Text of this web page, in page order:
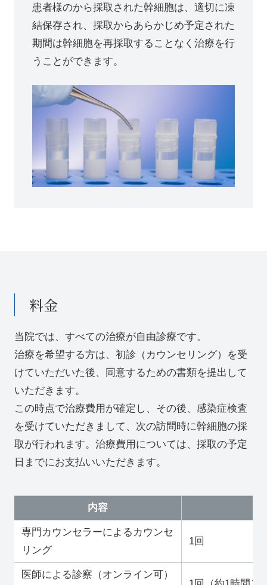
患者様のから採取された幹細胞は、適切に凍
結保存され、採取からあらかじめ予定された
期間は幹細胞を再採取することなく治療を行
うことができます。
料金
当院では、すべての治療が自由診療です。
治療を希望する方は、初診（カウンセリング）を受
けていただいた後、同意するための書類を提出して
いただきます。
この時点で治療費用が確定し、その後、感染症検査
を受けていただきまして、次の訪問時に幹細胞の採
取が行われます。治療費用については、採取の予定
日までにお支払いいただきます。
内容
専門カウンセラーによるカウンセ
リング
1回
医師による診察（オンライン可）